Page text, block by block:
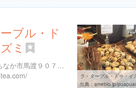
ブル・ド
ミ
茨城県ひたちなか市馬渡９０７-１
出典： ameblo.jp/puapua0505/